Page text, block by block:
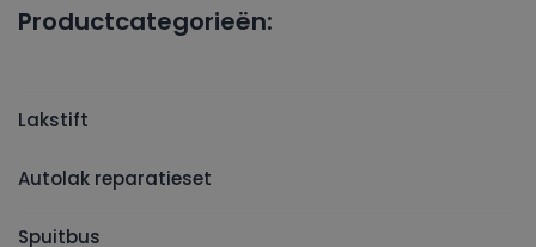
Productcategorieën:
Lakstift
Autolak reparatieset
Spuitbus